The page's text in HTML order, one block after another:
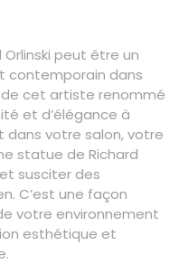
peut être un
contemporain dans
cet artiste renommé
et d’élégance à
dans votre salon, votre
statue de Richard
susciter des
C’est une façon
votre environnement
esthétique et